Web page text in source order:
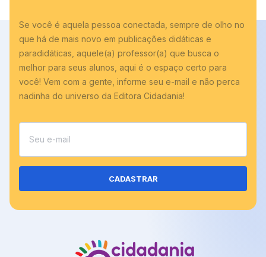
Se você é aquela pessoa conectada, sempre de olho no
que há de mais novo em publicações didáticas e
paradidáticas, aquele(a) professor(a) que busca o
melhor para seus alunos, aqui é o espaço certo para
você! Vem com a gente, informe seu e-mail e não perca
nadinha do universo da Editora Cidadania!
CADASTRAR